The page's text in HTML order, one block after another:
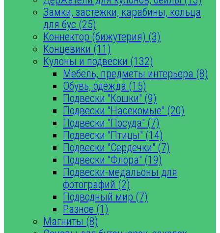
Замки, застежки, карабины, кольца
для бус (25)
Коннектор (бижутерия) (3)
Концевики (11)
Кулоны и подвески (132)
Мебель, предметы интерьера (8)
Обувь, одежда (15)
Подвески "Кошки" (9)
Подвески "Насекомые" (20)
Подвески "Посуда" (7)
Подвески "Птицы" (14)
Подвески "Сердечки" (7)
Подвески "Флора" (19)
Подвески-медальоны для
фотографий (2)
Подводный мир (7)
Разное (1)
Магниты (8)